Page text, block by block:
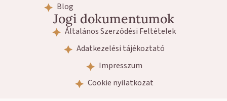
Blog
Jogi dokumentumok
Általános Szerződési Feltételek
Adatkezelési tájékoztató
Impresszum
Cookie nyilatkozat